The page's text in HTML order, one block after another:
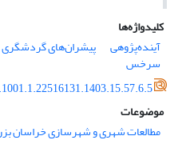
کلیدواژه‌ها
آینده‌پژوهی
پیشران‌های گردشگری
سرخس
موضوعات
مطالعات شهری و شهرسازی خراسان